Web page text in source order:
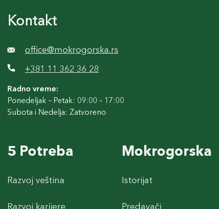
Kontakt
office@mokrogorska.rs
+381 11 362 36 28
Radno vreme:
Ponedeljak – Petak: 09:00 – 17:00
Subota i Nedelja: Zatvoreno
5 Potreba
Razvoj veština
Razvoj karijere
Mokrogorska
Istorijat
Predavači